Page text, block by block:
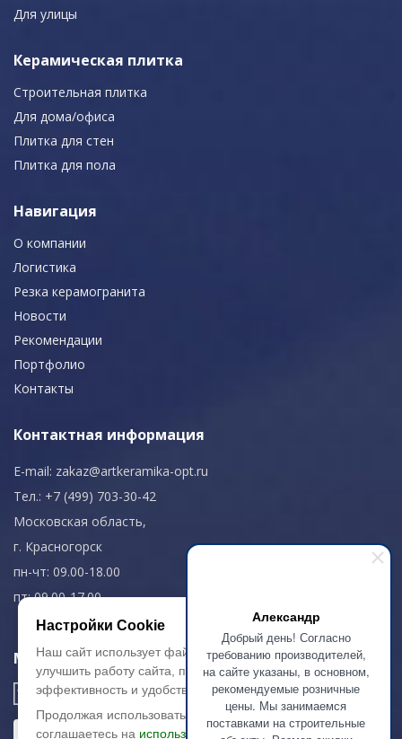
Александр
Добрый день! Согласно
требованию производителей,
на сайте указаны, в основном,
рекомендуемые розничные
цены. Мы занимаемся
поставками на строительные
Для улицы
Керамическая плитка
Строительная плитка
Для дома/офиса
Плитка для стен
Плитка для пола
Навигация
О компании
Логистика
Резка керамогранита
Новости
Рекомендации
Портфолио
Контакты
Контактная информация
E-mail: zakaz@artkeramika-opt.ru
Тел.: +7 (499) 703-30-42
Московская область,
г. Красногорск
пн-чт: 09.00-18.00
пт: 09.00-17.00
Мы в соц. сетях
Настройки Cookie
Наш сайт использует файлы cookie, чтобы
улучшить работу сайта, повысить его
эффективность и удобство.
Продолжая использовать сайт, вы
соглашаетесь на использование файлов